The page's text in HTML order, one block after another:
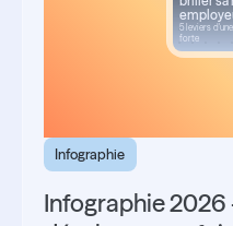
5 leviers
forte
Infographie
Infographie